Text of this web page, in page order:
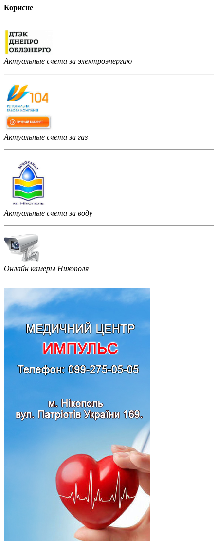
Корисне
Актуальные счета за электроэнергию
Актуальные счета за газ
Актуальные счета за воду
Онлайн камеры Никополя